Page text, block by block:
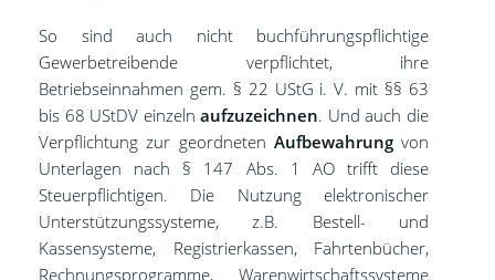
So sind auch nicht buchführungspflichtige
Gewerbetreibende verpflichtet, ihre
Betriebseinnahmen gem. § 22 UStG i. V. mit §§ 63
bis 68 UStDV einzelnaufzuzeichnen. Und auch die
Verpflichtung zur geordneten Aufbewahrungvon
Unterlagen nach § 147 Abs. 1 AO trifft diese
Steuerpflichtigen. Die Nutzung elektronischer
Unterstützungssysteme, z.B. Bestell- und
Kassensysteme, Registrierkassen, Fahrtenbücher,
Rechnungsprogramme, Warenwirtschaftssysteme